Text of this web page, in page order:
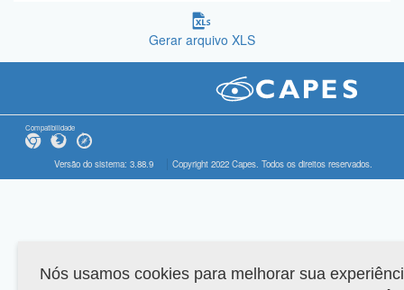
Gerar arquivo XLS
Compatibilidade
Versão do sistema: 3.88.9 Copyright 2022 Capes. Todos os direitos reservados.
Nós usamos cookies para melhorar sua